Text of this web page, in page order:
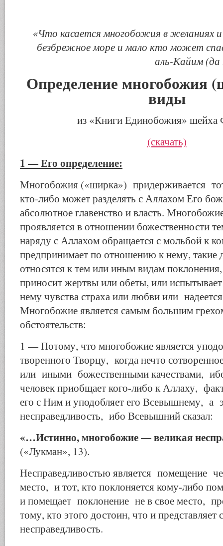
«Что касается многобожия в желаниях
безбрежное море и мало кто может
аль-Кайим (да
Определение многобожия
виды
из «Книги Единобожия» шейха
(скачать)
1 — Его определение:
Многобожия («ширка») придерживается
кто-либо может разделять с Аллахом Его
абсолютное главенство и власть.
проявляется в отношении божественности
наряду с Аллахом обращается с мольбой к
предпринимает по отношению к нему, такие
относятся к тем или иным видам
приносит жертвы или обеты, или
нему чувства страха или любви или
Многобожие является самым большим
обстоятельств:
1 — Потому, что многобожие является
творенного Творцу, когда нечто
или иными божественными качествами,
человек приобщает кого-либо к Аллаху,
его с Ним и уподобляет его Всевышнему,
несправедливость, ибо Всевышний сказал:
«…Истинно, многобожие — великая
(«Лукман», 13).
Несправедливостью является помещение
место, и тот, кто поклоняется кому-либо
и помещает поклонение не в свое место,
тому, кто этого достоин, что и
несправедливость.